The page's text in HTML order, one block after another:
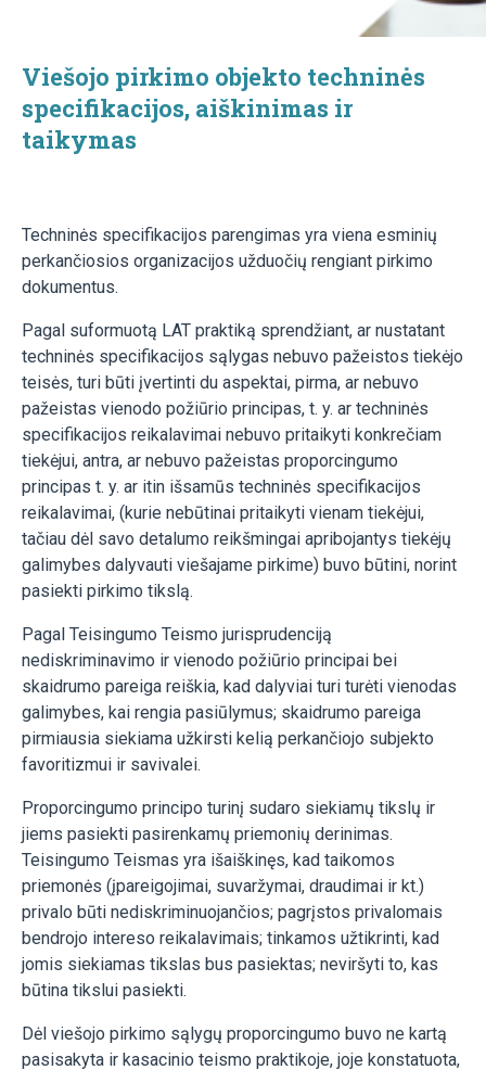
Viešojo pirkimo objekto techninės
specifikacijos, aiškinimas ir
taikymas
Techninės specifikacijos parengimas yra viena esminių
perkančiosios organizacijos užduočių rengiant pirkimo
dokumentus.
Pagal suformuotą LAT praktiką sprendžiant, ar nustatant
techninės specifikacijos sąlygas nebuvo pažeistos tiekėjo
teisės, turi būti įvertinti du aspektai, pirma, ar nebuvo
pažeistas vienodo požiūrio principas, t. y. ar techninės
specifikacijos reikalavimai nebuvo pritaikyti konkrečiam
tiekėjui, antra, ar nebuvo pažeistas proporcingumo
principas t. y. ar itin išsamūs techninės specifikacijos
reikalavimai, (kurie nebūtinai pritaikyti vienam tiekėjui,
tačiau dėl savo detalumo reikšmingai apribojantys tiekėjų
galimybes dalyvauti viešajame pirkime) buvo būtini, norint
pasiekti pirkimo tikslą.
Pagal Teisingumo Teismo jurisprudenciją
nediskriminavimo ir vienodo požiūrio principai bei
skaidrumo pareiga reiškia, kad dalyviai turi turėti vienodas
galimybes, kai rengia pasiūlymus; skaidrumo pareiga
pirmiausia siekiama užkirsti kelią perkančiojo subjekto
favoritizmui ir savivalei.
Proporcingumo principo turinį sudaro siekiamų tikslų ir
jiems pasiekti pasirenkamų priemonių derinimas.
Teisingumo Teismas yra išaiškinęs, kad taikomos
priemonės (įpareigojimai, suvaržymai, draudimai ir kt.)
privalo būti nediskriminuojančios; pagrįstos privalomais
bendrojo intereso reikalavimais; tinkamos užtikrinti, kad
jomis siekiamas tikslas bus pasiektas; neviršyti to, kas
būtina tikslui pasiekti.
Dėl viešojo pirkimo sąlygų proporcingumo buvo ne kartą
pasisakyta ir kasacinio teismo praktikoje, joje konstatuota,